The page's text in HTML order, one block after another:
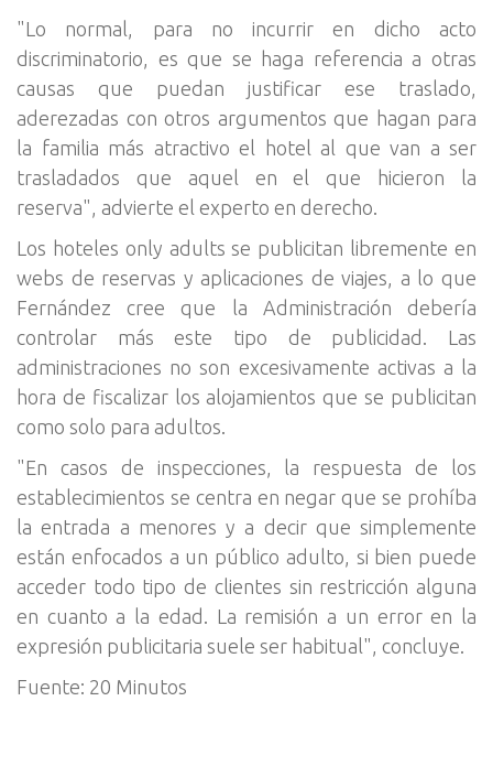
"Lo normal, para no incurrir en dicho acto
discriminatorio, es que se haga referencia a otras
causas que puedan justificar ese traslado,
aderezadas con otros argumentos que hagan para
la familia más atractivo el hotel al que van a ser
trasladados que aquel en el que hicieron la
reserva", advierte el experto en derecho.
Los hoteles only adults se publicitan libremente en
webs de reservas y aplicaciones de viajes, a lo que
Fernández cree que la Administración debería
controlar más este tipo de publicidad. Las
administraciones no son excesivamente activas a la
hora de fiscalizar los alojamientos que se publicitan
como solo para adultos.
"En casos de inspecciones, la respuesta de los
establecimientos se centra en negar que se prohíba
la entrada a menores y a decir que simplemente
están enfocados a un público adulto, si bien puede
acceder todo tipo de clientes sin restricción alguna
en cuanto a la edad. La remisión a un error en la
expresión publicitaria suele ser habitual", concluye.
Fuente: 20 Minutos